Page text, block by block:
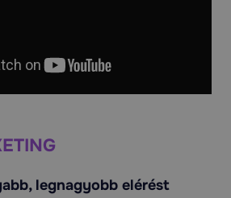
legnagyobb elérést